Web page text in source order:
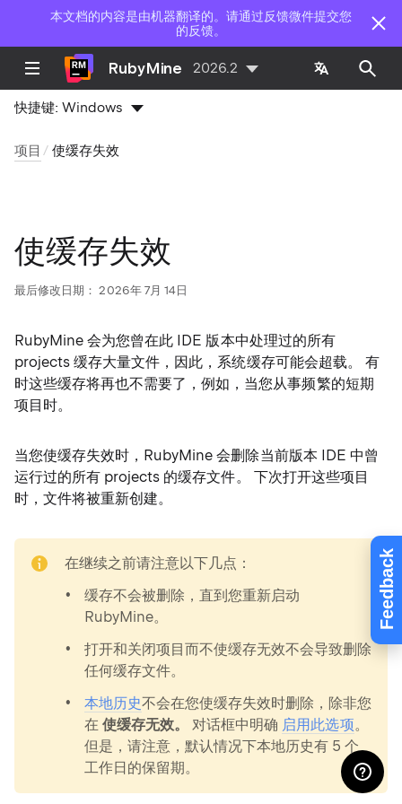
本文档的内容是由机器翻译的。请通过反馈微件提交您
的反馈。
Feedback
RubyMine 2026.2
快捷键:Windows
项目 使缓存失效
使缓存失效
最后修改日期： 2026年 7月 14日
RubyMine 会为您曾在此 IDE 版本中处理过的所有
projects 缓存大量文件，因此，系统缓存可能会超载。 有
时这些缓存将再也不需要了，例如，当您从事频繁的短期
项目时。
当您使缓存失效时，RubyMine 会删除当前版本 IDE 中曾
运行过的所有 projects 的缓存文件。 下次打开这些项目
时，文件将被重新创建。
在继续之前请注意以下几点：
缓存不会被删除，直到您重新启动
RubyMine。
打开和关闭项目而不使缓存无效不会导致删除
任何缓存文件。
本地历史不会在您使缓存失效时删除，除非您
在使缓存无效。 对话框中明确 启用此选项。
但是，请注意，默认情况下本地历史有 5 个
工作日的保留期。